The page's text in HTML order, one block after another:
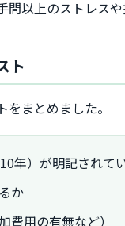
以上のストレスや
ト
まとめました。
年）が明記されて
か
費用の有無など）